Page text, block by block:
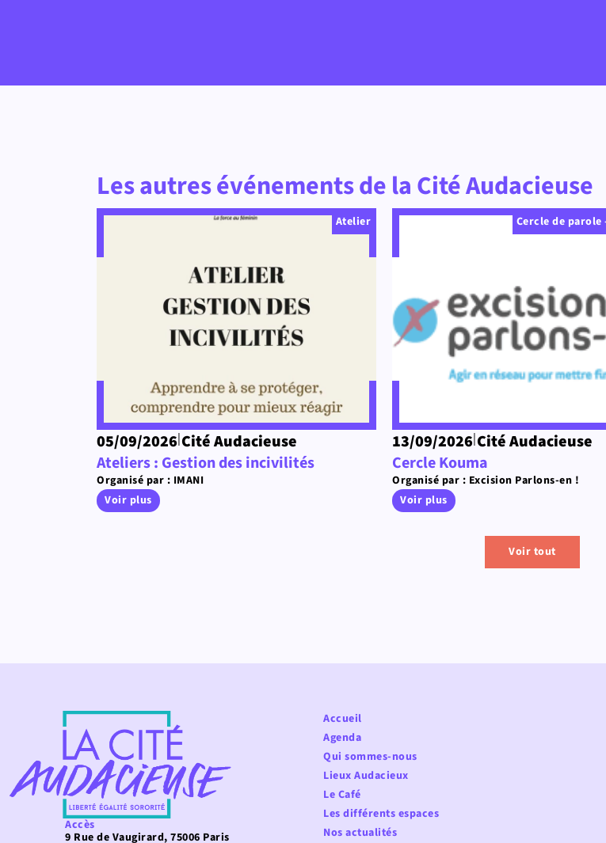
Les autres événements de la Cité Audacieuse
Atelier
05/09/2026|Cité Audacieuse
Ateliers : Gestion des incivilités
Organisé par : IMANI
Voir plus
Cercle de
13/09/2026|Cité Audacieuse
Cercle Kouma
Organisé par : Excision Parlons-en !
Voir plus
Voir tout
Accès
9 Rue de Vaugirard, 75006 Paris
Accueil
Agenda
Qui sommes-nous
Lieux Audacieux
Le Café
Les différents espaces
Nos actualités